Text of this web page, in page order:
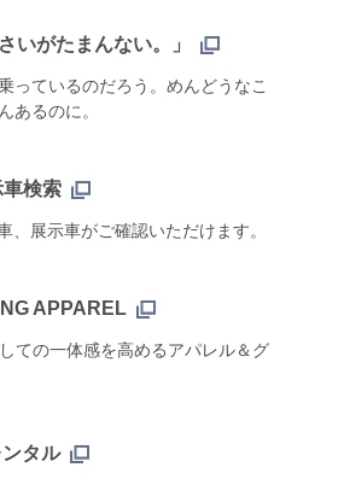
いがたまんない。」
っているのだろう。めんどうなこ
あるのに。
検索
、展示車がご確認いただけます。
APPAREL
ての一体感を高めるアパレル＆グ
タル